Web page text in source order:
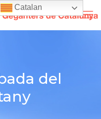
del
Catalan